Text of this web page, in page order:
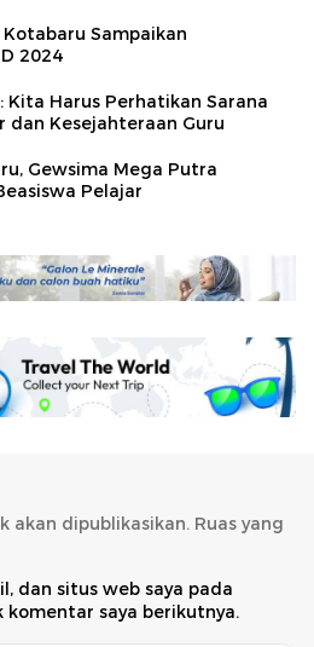
Sampaikan
2024
Kita Harus Perhatikan Sarana
Kesejahteraan Guru
Gewsima Mega Putra
Pelajar
akan dipublikasikan. Ruas yang
dan situs web saya pada
komentar saya berikutnya.